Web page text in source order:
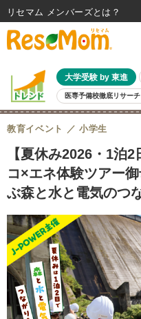
大学受験 by 東進
医専予備校徹底リサーチ
親子で考える大学選び 高校受験
共通テスト 夏休み
8月開催イベント・WS 全国公立
自由研究教材（小学生向け） 自由
【夏休み2026・1泊
コ×エネ体験ツアー
ぶ森と水と電気のつ
教育イベント 小学生
リセマム メンバーズ